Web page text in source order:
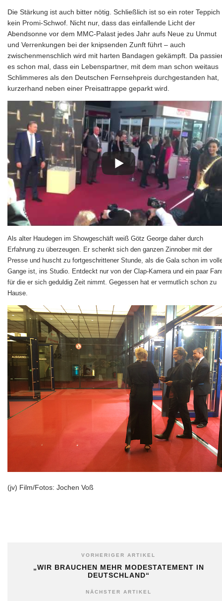
Die Stärkung ist auch bitter nötig. Schließlich ist so ein roter Teppich
kein Promi-Schwof. Nicht nur, dass das einfallende Licht der
Abendsonne vor dem MMC-Palast jedes Jahr aufs Neue zu Unmut
und Verrenkungen bei der knipsenden Zunft führt – auch
zwischenmenschlich wird mit harten Bandagen gekämpft. Da
es schon mal, dass ein Lebenspartner, mit dem man schon weitaus
Schlimmeres als den Deutschen Fernsehpreis durchgestanden hat,
kurzerhand neben einer Preisattrappe geparkt wird.
Als alter Haudegen im Showgeschäft weiß Götz George daher durch
Erfahrung zu überzeugen. Er schenkt sich den ganzen Zinnober mit der
Presse und huscht zu fortgeschrittener Stunde, als die Gala schon im
Gange ist, ins Studio. Entdeckt nur von der Clap-Kamera und ein paar
für die er sich geduldig Zeit nimmt. Gegessen hat er vermutlich schon zu
Hause.
(jv) Film/Fotos: Jochen Voß
VORHERIGER ARTIKEL
„WIR BRAUCHEN MEHR MODESTATEMENT IN
DEUTSCHLAND“
NÄCHSTER ARTIKEL